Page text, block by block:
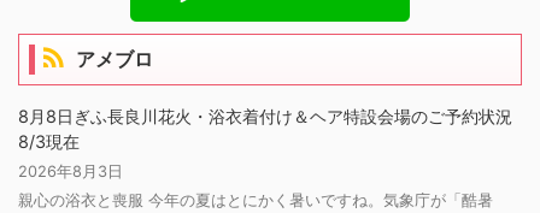
アメブロ
8月8日ぎふ長良川花火・浴衣着付け＆ヘア特設会場のご予約状況
8/3現在
2026年8月3日
親心の浴衣と喪服 今年の夏はとにかく暑いですね。気象庁が「酷暑